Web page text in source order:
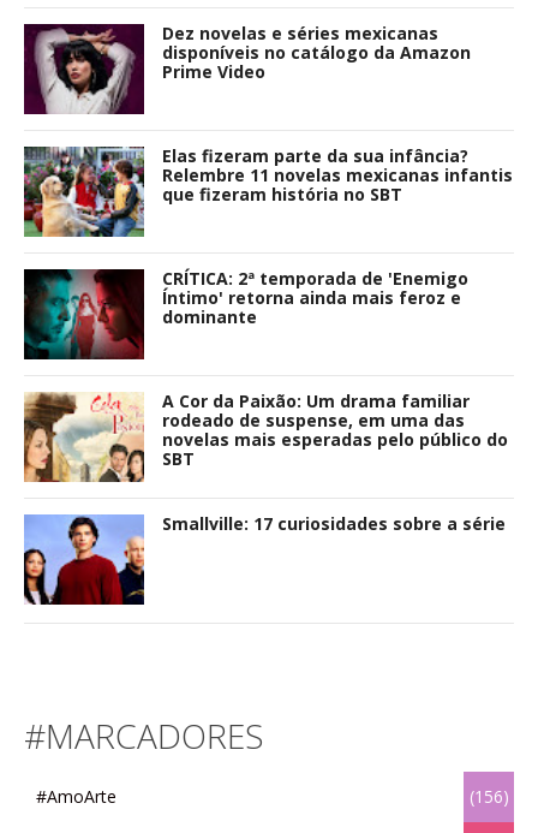
Dez novelas e séries mexicanas
disponíveis no catálogo da Amazon
Prime Video
Elas fizeram parte da sua infância?
Relembre 11 novelas mexicanas infantis
que fizeram história no SBT
CRÍTICA: 2ª temporada de 'Enemigo
Íntimo' retorna ainda mais feroz e
dominante
A Cor da Paixão: Um drama familiar
rodeado de suspense, em uma das
novelas mais esperadas pelo público do
SBT
Smallville: 17 curiosidades sobre a série
#MARCADORES
#AmoArte (156)